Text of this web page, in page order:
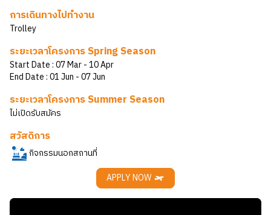
การเดินทางไปทำงาน
Trolley
ระยะเวลาโครงการ Spring Season
Start Date :07 Mar- 10 Apr
End Date :01 Jun - 07 Jun
ระยะเวลาโครงการ Summer Season
ไม่เปิดรับสมัคร
สวัสดิการ
กิจกรรมนอกสถานที่
APPLY NOW